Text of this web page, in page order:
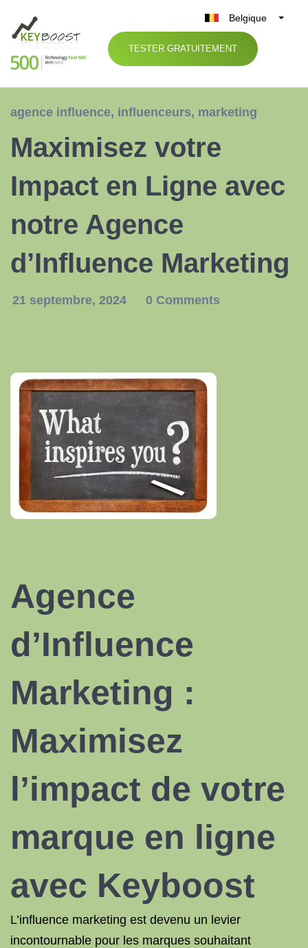
Belgique
België
Nederland
TESTER GRATUITEMENT
agence influence, influenceurs, marketing
Maximisez votre
Impact en Ligne avec
notre Agence
d’Influence Marketing
21 septembre, 2024 0 Comments
Agence
d’Influence
Marketing :
Maximisez
l’impact de votre
marque en ligne
avec Keyboost
L’influence marketing est devenu un levier
incontournable pour les marques souhaitant